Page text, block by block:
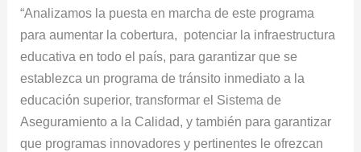
“Analizamos la puesta en marcha de este programa
para aumentar la cobertura, potenciar la infraestructura
educativa en todo el país, para garantizar que se
establezca un programa de tránsito inmediato a la
educación superior, transformar el Sistema de
Aseguramiento a la Calidad, y también para garantizar
que programas innovadores y pertinentes le ofrezcan